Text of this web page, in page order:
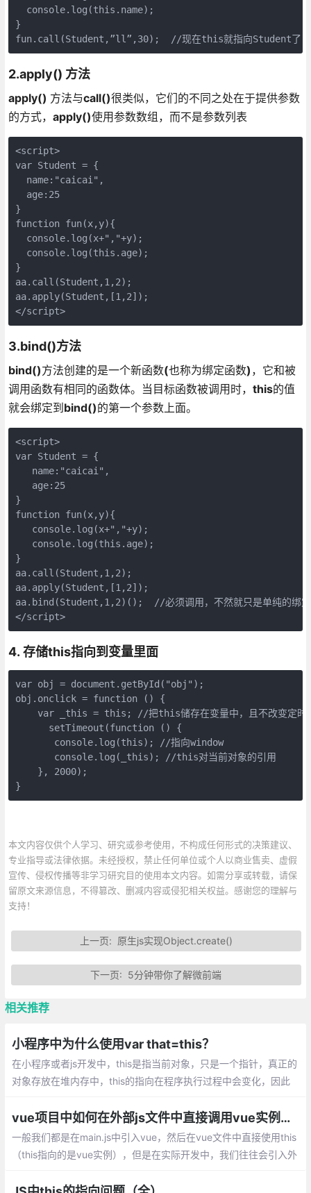
console.log(this.name);
}
fun.call(Student,”ll”,30);  //现在this就指向Student了
2.apply() 方法
apply() 方法与call()很类似，它们的不同之处在于提供参数
的方式， apply()使用参数数组，而不是参数列表
<script>
var Student = {
name:"caicai",
age:25
}
function fun(x,y){
console.log(x+","+y);
console.log(this.age);
}
aa.call(Student,1,2);
aa.apply(Student,[1,2]);
</script>
3.bind()方法
bind()方法创建的是一个新函数(也称为绑定函数) ，它和被
调用函数有相同的函数体。当目标函数被调用时， this的值
就会绑定到bind()的第一个参数上面。
<script>
var Student = {
name:"caicai",
age:25
}
function fun(x,y){
console.log(x+","+y);
console.log(this.age);
}
aa.call(Student,1,2);
aa.apply(Student,[1,2]);
aa.bind(Student,1,2)();  //必须调用，不然就只是单纯的绑定
</script>
4. 存储this指向到变量里面
var obj = document.getById("obj");
obj.onclick = function () {
var _this = this; //把this储存在变量中，且不改变定时
      setTimeout(function () {
console.log(this); //指向window
console.log(_this); //this对当前对象的引用
}, 2000);
}
本文内容仅供个人学习、研究或参考使用，不构成任何形式的决策建议、
专业指导或法律依据。未经授权，禁止任何单位或个人以商业售卖、虚假
宣传、侵权传播等非学习研究目的使用本文内容。如需分享或转载，请保
留原文来源信息，不得篡改、删减内容或侵犯相关权益。感谢您的理解与
支持！
上一页: 原生js实现Object.create()
下一页: 5分钟带你了解微前端
相关推荐
小程序中为什么使用var that=this？
在小程序或者js开发中，this是指当前对象，只是一个指针，真正的
对象存放在堆内存中，this的指向在程序执行过程中会变化，因此
vue项目中如何在外部js文件中直接调用vue实例——比如说this
一般我们都是在main.js中引入vue，然后在vue文件中直接使用this
（this指向的是vue实例），但是在实际开发中，我们往往会引入外
vue实例